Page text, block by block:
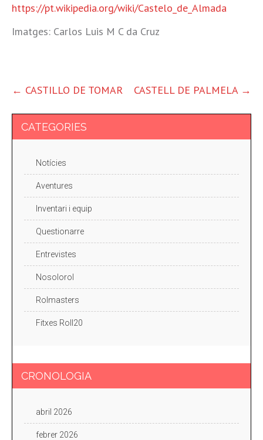
https://pt.wikipedia.org/wiki/Castelo_de_Almada
Imatges: Carlos Luis M C da Cruz
ALTRES
ENTRADES
← CASTILLO DE TOMAR CASTELL DE PALMELA →
CATEGORIES
Notícies
Aventures
Inventari i equip
Questionarre
Entrevistes
Nosolorol
Rolmasters
Fitxes Roll20
CRONOLOGIA
abril 2026
febrer 2026